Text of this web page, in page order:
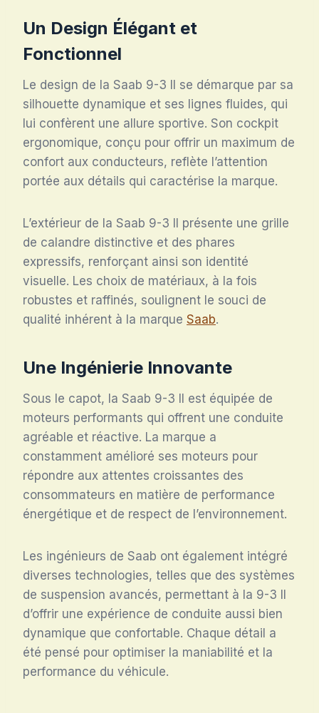
Un Design Élégant et
Fonctionnel
Le design de la Saab 9-3 II se démarque par sa
silhouette dynamique et ses lignes fluides, qui
lui confèrent une allure sportive. Son cockpit
ergonomique, conçu pour offrir un maximum de
confort aux conducteurs, reflète l’attention
portée aux détails qui caractérise la marque.
L’extérieur de la Saab 9-3 II présente une grille
de calandre distinctive et des phares
expressifs, renforçant ainsi son identité
visuelle. Les choix de matériaux, à la fois
robustes et raffinés, soulignent le souci de
qualité inhérent à la marque Saab.
Une Ingénierie Innovante
Sous le capot, la Saab 9-3 II est équipée de
moteurs performants qui offrent une conduite
agréable et réactive. La marque a
constamment amélioré ses moteurs pour
répondre aux attentes croissantes des
consommateurs en matière de performance
énergétique et de respect de l’environnement.
Les ingénieurs de Saab ont également intégré
diverses technologies, telles que des systèmes
de suspension avancés, permettant à la 9-3 II
d’offrir une expérience de conduite aussi bien
dynamique que confortable. Chaque détail a
été pensé pour optimiser la maniabilité et la
performance du véhicule.